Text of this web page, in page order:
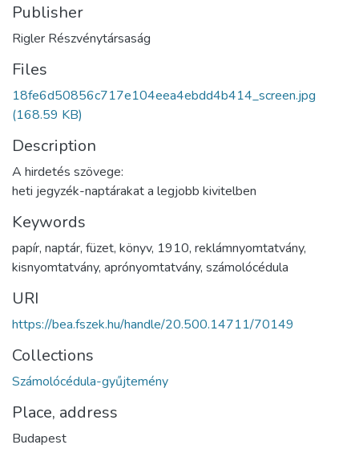
Publisher
Rigler Részvénytársaság
Files
18fe6d50856c717e104eea4ebdd4b414_screen.jpg
(168.59 KB)
Description
A hirdetés szövege:
heti jegyzék-naptárakat a legjobb kivitelben
Keywords
papír, naptár, füzet, könyv, 1910, reklámnyomtatvány,
kisnyomtatvány, aprónyomtatvány, számolócédula
URI
https://bea.fszek.hu/handle/20.500.14711/70149
Collections
Számolócédula-gyűjtemény
Place, address
Budapest